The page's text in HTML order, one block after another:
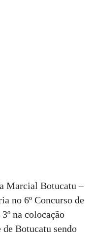
Marcial Botucatu –
no 6º Concurso de
na colocação
de Botucatu sendo